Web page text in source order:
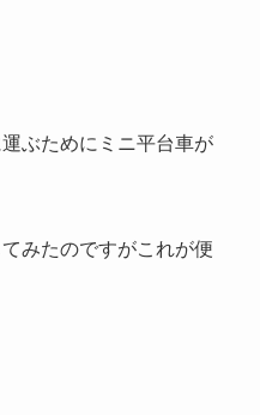
ぶためにミニ平台車が
みたのですがこれが便